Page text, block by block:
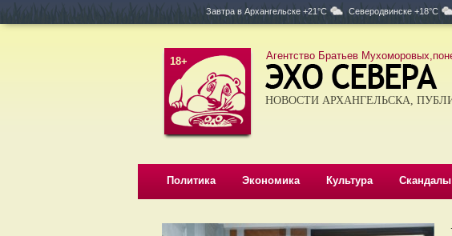
Завтра в Архангельске +21°C Северодвинске +18°C
18+ Агентство Братьев
НОВОСТИ АРХАНГЕЛЬСКА,
Политика Экономика Культура Скандалы